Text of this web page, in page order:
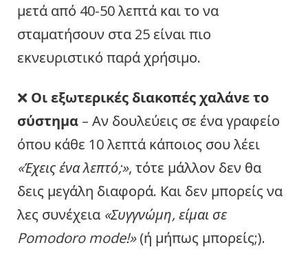
μετά από 40-50 λεπτά και το να
σταματήσουν στα 25 είναι πιο
εκνευριστικό παρά χρήσιμο.
❌ Οι εξωτερικές διακοπές χαλάνε το
σύστημα – Αν δουλεύεις σε ένα γραφείο
όπου κάθε 10 λεπτά κάποιος σου λέει
«Έχεις ένα λεπτό;», τότε μάλλον δεν θα
δεις μεγάλη διαφορά. Και δεν μπορείς να
λες συνέχεια «Συγγνώμη, είμαι σε
Pomodoro mode!»(ή μήπως μπορείς;).